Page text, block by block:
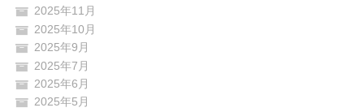
2025年11月
2025年10月
2025年9月
2025年7月
2025年6月
2025年5月